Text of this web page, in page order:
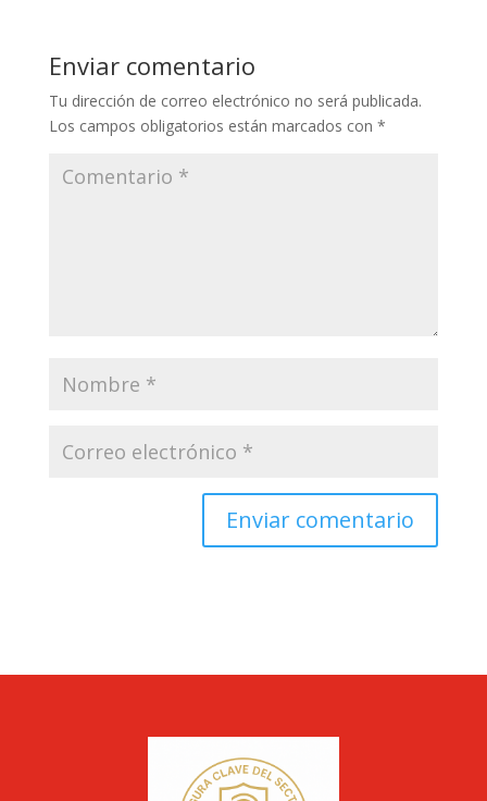
Enviar comentario
Tu dirección de correo electrónico no será publicada.
Los campos obligatorios están marcados con *